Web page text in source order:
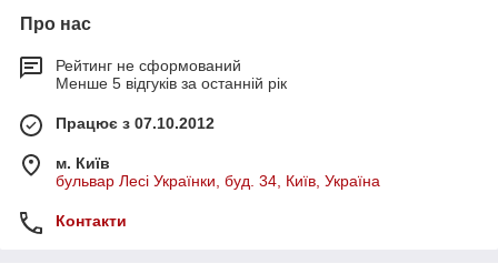
Про нас
Рейтинг не сформований
Менше 5 відгуків за останній рік
Працює з 07.10.2012
м. Київ
бульвар Лесі Українки, буд. 34, Київ, Україна
Контакти